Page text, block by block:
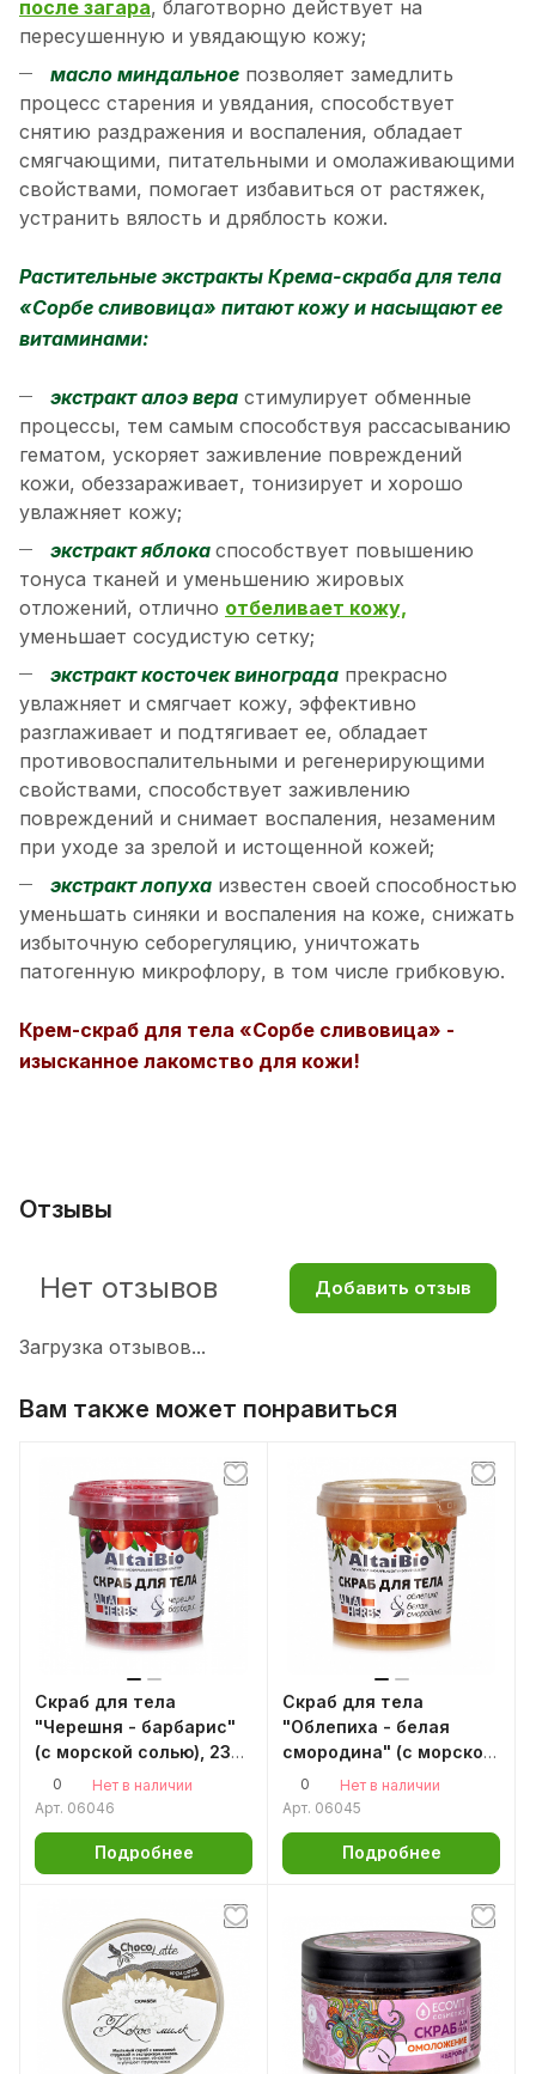
после загара, благотворно действует на
пересушенную и увядающую кожу;
масло миндальное позволяет замедлить
процесс старения и увядания, способствует
снятию раздражения и воспаления, обладает
смягчающими, питательными и омолаживающими
свойствами, помогает избавиться от растяжек,
устранить вялость и дряблость кожи.
Растительные экстракты Крема-скраба для тела
«Сорбе сливовица» питают кожу и насыщают ее
витаминами:
экстракт алоэ вера стимулирует обменные
процессы, тем самым способствуя рассасыванию
гематом, ускоряет заживление повреждений
кожи, обеззараживает, тонизирует и хорошо
увлажняет кожу;
экстракт яблока способствует повышению
тонуса тканей и уменьшению жировых
отложений, отлично отбеливает кожу,
уменьшает сосудистую сетку;
экстракт косточек винограда прекрасно
увлажняет и смягчает кожу, эффективно
разглаживает и подтягивает ее, обладает
противовоспалительными и регенерирующими
свойствами, способствует заживлению
повреждений и снимает воспаления, незаменим
при уходе за зрелой и истощенной кожей;
экстракт лопуха известен своей способностью
уменьшать синяки и воспаления на коже, снижать
избыточную себорегуляцию, уничтожать
патогенную микрофлору, в том числе грибковую.
Крем-скраб для тела «Сорбе сливовица» -
изысканное лакомство для кожи!
Отзывы
Загрузка отзывов...
Нет отзывов Добавить отзыв
Вам также может понравиться
Скраб для тела
"Черешня - барбарис"
(с морской солью), 230
0
Нет в наличии
Арт. 06046
Подробнее
Скраб для тела
"Облепиха - белая
смородина" (с морской
солью), 230 гр
0
Нет в наличии
Арт. 06045
Подробнее